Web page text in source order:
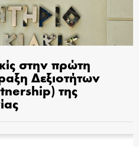
στην πρώτη
Δεξιοτήτων
της